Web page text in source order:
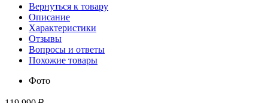
Вернуться к товару
Описание
Характеристики
Отзывы
Вопросы и ответы
Похожие товары
Фото